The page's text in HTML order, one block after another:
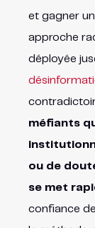
et gagner
approche
déployée
méfiants
ou de
se met
confiance